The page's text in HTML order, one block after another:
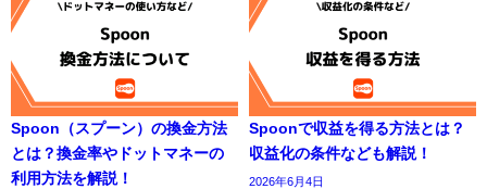
Spoon（スプーン）の換金方法
とは？換金率やドットマネーの
利用方法を解説！
Spoonで収益を得る方法とは？
収益化の条件なども解説！
2026年6月4日